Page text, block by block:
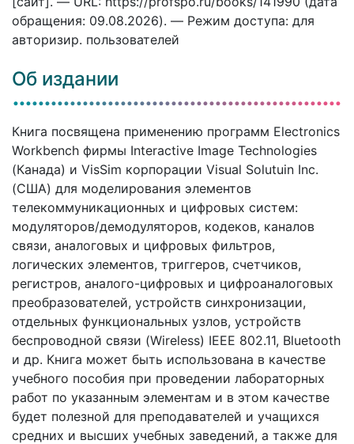
обращения: 09.08.2026). — Режим доступа: для
авторизир. пользователей
Об издании
Книга посвящена применению программ Electronics
Workbench фирмы Interactive Image Technologies
(Канада) и VisSim корпорации Visual Solutuin Inc.
(США) для моделирования элементов
телекоммуникационных и цифровых систем:
модуляторов/демодуляторов, кодеков, каналов
связи, аналоговых и цифровых фильтров,
логических элементов, триггеров, счетчиков,
регистров, аналого-цифровых и цифроаналоговых
преобразователей, устройств синхронизации,
отдельных функциональных узлов, устройств
беспроводной связи (Wireless) IEEE 802.11, Bluetooth
и др. Книга может быть использована в качестве
учебного пособия при проведении лабораторных
работ по указанным элементам и в этом качестве
будет полезной для преподавателей и учащихся
средних и высших учебных заведений, а также для